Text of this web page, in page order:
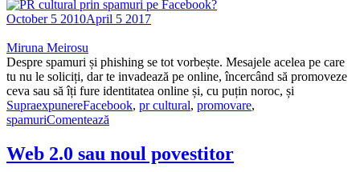
October 5 2010April 5 2017
Miruna Meirosu
Despre spamuri și phishing se tot vorbește. Mesajele acelea pe care
tu nu le soliciți, dar te invadează pe online, încercând să promoveze
ceva sau să îți fure identitatea online și, cu puțin noroc, și
SupraexpunereFacebook, pr cultural, promovare,
spamuriComentează
Web 2.0 sau noul povestitor